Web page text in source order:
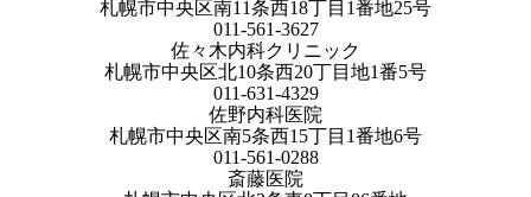
札幌市中央区南11条西18丁目1番地25号
011-561-3627
佐々木内科クリニック
札幌市中央区北10条西20丁目地1番5号
011-631-4329
佐野内科医院
札幌市中央区南5条西15丁目1番地6号
011-561-0288
斎藤医院